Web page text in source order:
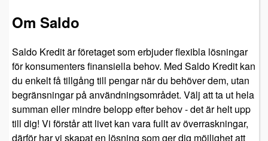
Om Saldo
Saldo Kredit är företaget som erbjuder flexibla lösningar
för konsumenters finansiella behov. Med Saldo Kredit kan
du enkelt få tillgång till pengar när du behöver dem, utan
begränsningar på användningsområdet. Välj att ta ut hela
summan eller mindre belopp efter behov - det är helt upp
till dig! Vi förstår att livet kan vara fullt av överraskningar,
därför har vi skapat en lösning som ger dig möjlighet att